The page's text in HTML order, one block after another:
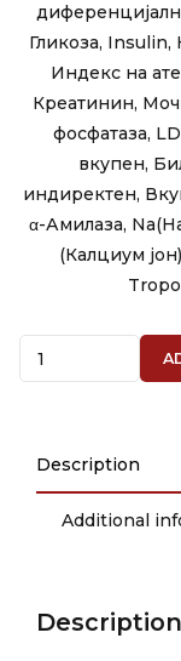
Гликоза, Insulin,
Индекс на
Креатинин,
фосфатаза,
вкупен,
индиректен,
α-Амилаза,
(Калциум
Quantity
Description
Additional
Description